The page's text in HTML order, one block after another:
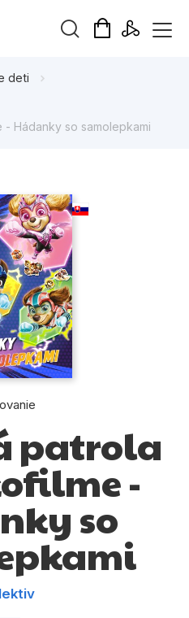
deti
deti
Hádanky so samolepkami
patrola
-
so